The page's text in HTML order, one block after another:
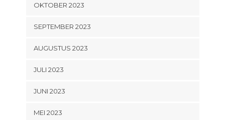
OKTOBER 2023
SEPTEMBER 2023
AUGUSTUS 2023
JULI 2023
JUNI 2023
MEI 2023